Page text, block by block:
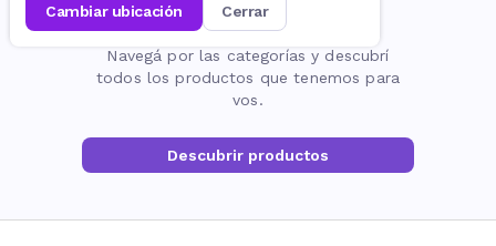
cambiar ubicación cerrar
La página no existe
Navegá por las categorías y descubrí
todos los productos que tenemos para
vos.
Descubrir productos